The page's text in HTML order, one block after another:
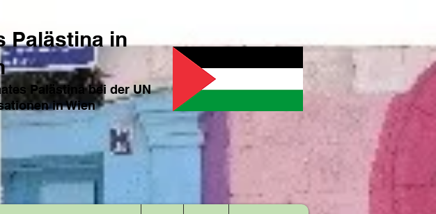
Palästina in
Palästina bei der UN
in Wien